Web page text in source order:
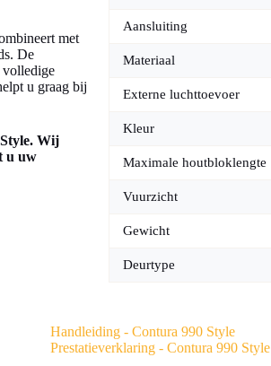
met
De
volledige
u graag bij
Wij
u uw
Aansluiting
Materiaal
Externe luchttoevoer
Kleur
Maximale houtbloklengte
Vuurzicht
Gewicht
Deurtype
Handleiding - Contura 990 Style
Prestatieverklaring - Contura 990 Style